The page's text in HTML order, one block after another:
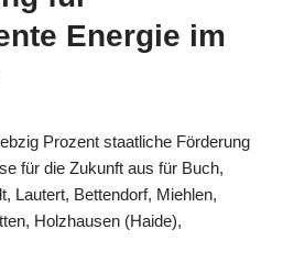
Energie im
Prozent staatliche Förderung
für die Zukunft aus für Buch,
Lautert, Bettendorf, Miehlen,
Holzhausen (Haide),